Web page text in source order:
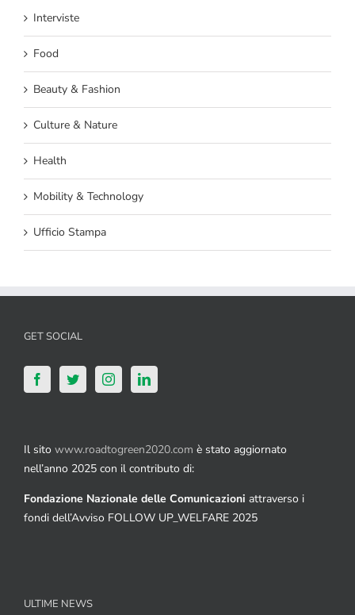
Interviste
Food
Beauty & Fashion
Culture & Nature
Health
Mobility & Technology
Ufficio Stampa
GET SOCIAL
Il sito www.roadtogreen2020.com è stato aggiornato
nell’anno 2025 con il contributo di:
Fondazione Nazionale delle Comunicazioni attraverso i
fondi dell’Avviso FOLLOW UP_WELFARE 2025
ULTIME NEWS